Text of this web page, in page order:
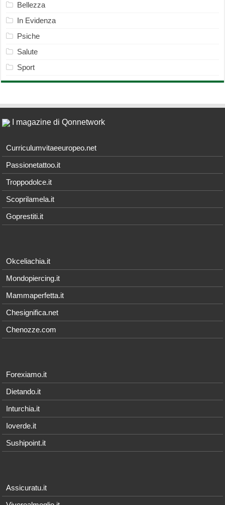
Bellezza
In Evidenza
Psiche
Salute
Sport
I magazine di Qonnetwork
Curriculumvitaeeuropeo.net
Passionetattoo.it
Troppodolce.it
Scoprilamela.it
Goprestiti.it
Okceliachia.it
Mondopiercing.it
Mammaperfetta.it
Chesignifica.net
Chenozze.com
Forexiamo.it
Dietando.it
Inturchia.it
Ioverde.it
Sushipoint.it
Assicuratu.it